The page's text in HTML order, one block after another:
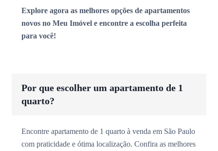
Explore agora as melhores opções de apartamentos
novos no Meu Imóvel e encontre a escolha perfeita
para você!
Por que escolher um apartamento de 1
quarto?
Encontre apartamento de 1 quarto à venda em São Paulo
com praticidade e ótima localização. Confira as melhores